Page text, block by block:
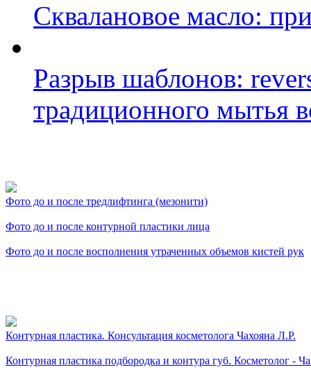
Сквалановое масло:
Разрыв шаблонов:
традиционного мытья
Фото до и после тредлифтинга (мезонити)
Фото до и после контурной пластики лица
Фото до и после восполнения утраченных объемов кистей рук
Контурная пластика. Консультация косметолога Чахояна Л.Р.
Контурная пластика подбородка и контура губ. Косметолог -